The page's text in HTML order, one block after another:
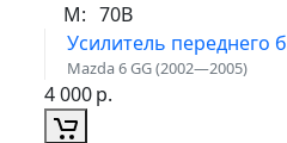
М: 70B
Усилитель переднего
Mazda 6 GG (2002—2005)
4 000р.